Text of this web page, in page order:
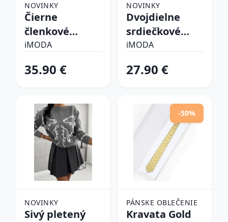
NOVINKY
Čierne
členkové
zateplené
iMODA
35.90 €
NOVINKY
Dvojdielne
srdiečkové
plavky
iMODA
27.90 €
NOVINKY
Sivý pletený
-50%
PÁNSKE OBLEČENIE
Kravata Gold